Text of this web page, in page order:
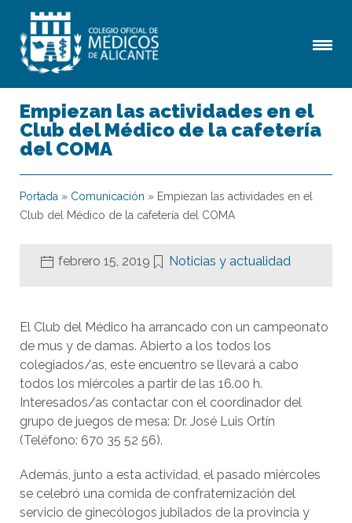
Empiezan las actividades en el
Club del Médico de la cafetería
del COMA
Portada » Comunicación » Empiezan las actividades en el
Club del Médico de la cafetería del COMA
febrero 15, 2019 Noticias y actualidad
El Club del Médico ha arrancado con un campeonato
de mus y de damas. Abierto a los todos los
colegiados/as, este encuentro se llevará a cabo
todos los miércoles a partir de las 16.00 h.
Interesados/as contactar con el coordinador del
grupo de juegos de mesa: Dr. José Luis Ortín
(Teléfono: 670 35 52 56).
Además, junto a esta actividad, el pasado miércoles
se celebró una comida de confraternización del
servicio de ginecólogos jubilados de la provincia y